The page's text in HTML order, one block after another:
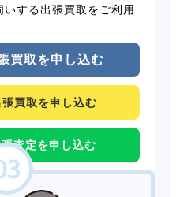
する出張買取をご利用
買取を申し込む
買取を申し込む
査定を申し込む